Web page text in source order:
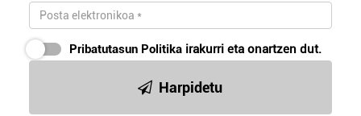
Pribatutasun Politika irakurri eta onartzen dut.
Harpidetu